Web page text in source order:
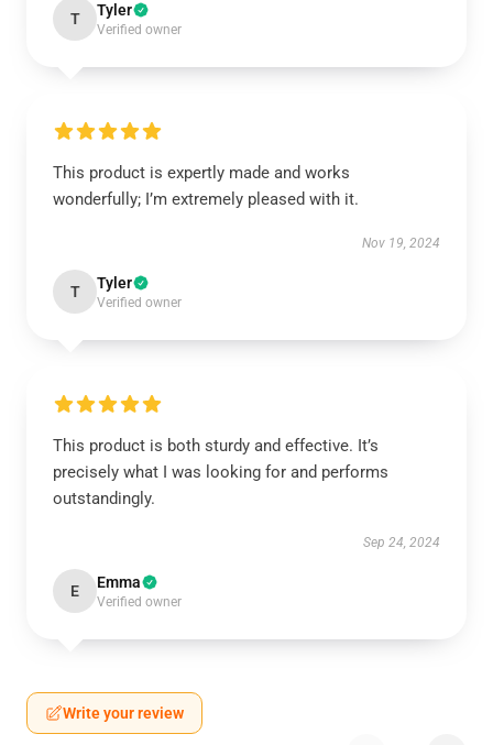
T Tyler
Verified owner
This product is expertly made and works
wonderfully; I’m extremely pleased with it.
Nov 19, 2024
T Tyler
Verified owner
This product is both sturdy and effective. It’s
precisely what I was looking for and performs
outstandingly.
Sep 24, 2024
E Emma
Verified owner
Write your review